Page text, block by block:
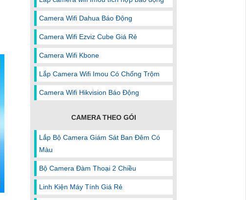
Camera Wifi Dahua Báo Động
Camera Wifi Ezviz Cube Giá Rẻ
Camera Wifi Kbone
Lắp Camera Wifi Imou Có Chống Trộm
Camera Wifi Hikvision Báo Động
CAMERA THEO GÓI
Lắp Bộ Camera Giám Sát Ban Đêm Có
Màu
Bộ Camera Đàm Thoại 2 Chiều
Linh Kiện Máy Tính Giá Rẻ